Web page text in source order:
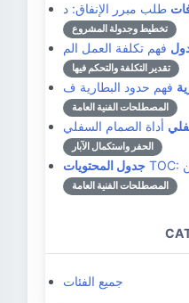
تخطيط وجدولة المشروع
تقدير التكلفة والتحكم فيها
المصطلحات الفنية العامة
الحفر واستكمال الآبار
جدول المحتويات
المصطلحات الفنية العامة
جميع الفئات